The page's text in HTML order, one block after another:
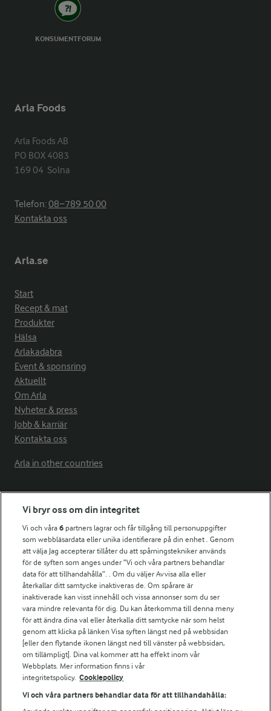
KONSUMENTFORUM
Arla Foods
Arla Foods AB
PO BOX 4083
169 04  Solna
Telefon:08−789 50 00
Kontakta oss
Arla.se
Start
Recept & mat
Produkter
Hälsa
Arlakadabra
Event & sponsring
Aktuellt
Om Arla
Nyheter & press
Jobb & karriär
Kontakta oss
Arla in other countries
Fler Arlasajter
För ägare
Arlas kundportal
Arla.com
Falbygdens Ost
Arla webbshop
Bildbank
Följ oss
Vi bryr oss om din integritet
Vi och våra6 partners lagrar och får tillgång till personuppgifter
som webbläsardata eller unika identifierare på din enhet . Genom
att välja Jag accepterar tillåter du att spårningstekniker används
för de syften som anges under ”Vi och våra partners behandlar
data för att tillhandahålla”. . Om du väljer Avvisa alla eller
återkallar ditt samtycke inaktiveras de. Om spårare är
inaktiverade kan visst innehåll och vissa annonser som du ser
vara mindre relevanta för dig. Du kan återkomma till denna meny
för att ändra dina val eller återkalla ditt samtycke när som helst
genom att klicka på länken Visa syften längst ned på webbsidan
[eller den flytande ikonen längst ned till vänster på webbsidan,
om tillämpligt]. Dina val kommer att ha effekt inom vår
Webbplats. Mer information finns i vår
integritetspolicy. Cookiepolicy
Vi och våra partners behandlar data för att tillhandahålla: